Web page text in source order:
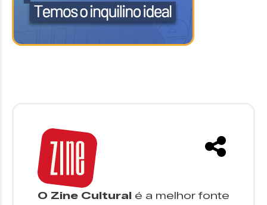
O Zine Cultural é a melhor fonte